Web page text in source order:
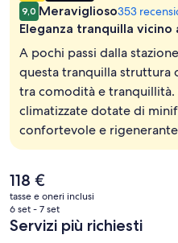
a
1.4E-
stelle
9,0 Meraviglioso353
Eleganza tranquilla vicino
A pochi passi dalla
questa tranquilla
tra comodità e
climatizzate dotate di
confortevole e
Il
prezzo
attuale
è
118 €
118 €
tasse e oneri inclusi
6 set - 7 set
Servizi più richiesti